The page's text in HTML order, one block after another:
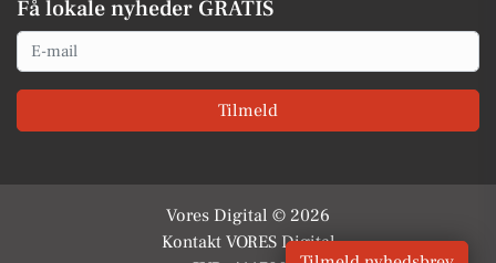
Få lokale nyheder GRATIS
Email
Tilmeld
Vores Digital © 2026
Kontakt VORES Digital